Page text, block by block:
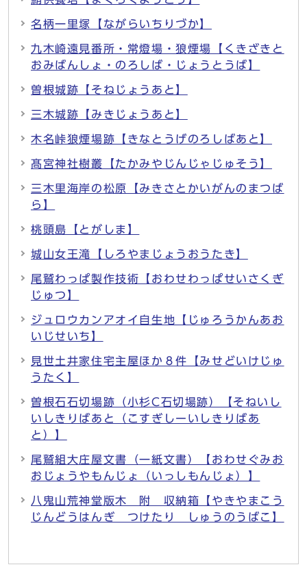
名柄一里塚【ながらいちりづか】
九木崎遠見番所・常燈場・狼煙場【くきざきと
おみばんしょ・のろしば・じょうとうば】
曽根城跡【そねじょうあと】
三木城跡【みきじょうあと】
木名峠狼煙場跡【きなとうげのろしばあと】
髙宮神社樹叢【たかみやじんじゃじゅそう】
三木里海岸の松原【みきさとかいがんのまつば
ら】
桃頭島【とがしま】
城山女王滝【しろやまじょうおうたき】
尾鷲わっぱ製作技術【おわせわっぱせいさくぎ
じゅつ】
ジュロウカンアオイ自生地【じゅろうかんあお
いじせいち】
見世土井家住宅主屋ほか８件【みせどいけじゅ
うたく】
曽根石石切場跡（小杉C石切場跡）【そねいし
いしきりばあと（こすぎしーいしきりばあ
と）】
尾鷲組大庄屋文書（一紙文書）【おわせぐみお
おじょうやもんじょ（いっしもんじょ）】
八鬼山荒神堂版木 附 収納箱【やきやまこう
じんどうはんぎ つけたり しゅうのうばこ】